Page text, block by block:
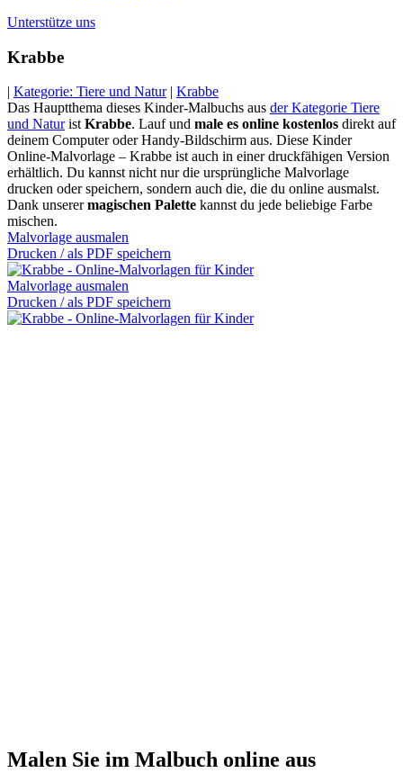
Unterstütze uns
Krabbe
| Kategorie: Tiere und Natur| Krabbe
Das Hauptthema dieses Kinder-Malbuchs aus der Kategorie Tiere
und NaturistKrabbe. Lauf und male es online kostenlos direkt auf
deinem Computer oder Handy-Bildschirm aus. Diese Kinder
Online-Malvorlage – Krabbe ist auch in einer druckfähigen Version
erhältlich. Du kannst nicht nur die ursprüngliche Malvorlage
drucken oder speichern, sondern auch die, die du online ausmalst.
Dank unserermagischen Palette kannst du jede beliebige Farbe
mischen.
Malvorlage ausmalen
Drucken / als PDF speichern
Malvorlage ausmalen
Drucken / als PDF speichern
Malen Sie im Malbuch online aus